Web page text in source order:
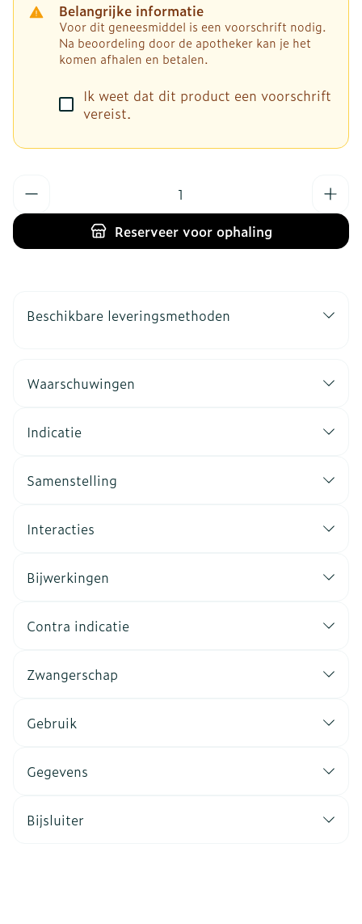
Belangrijke informatie
Voor dit geneesmiddel is een voorschrift nodig.
Na beoordeling door de apotheker kan je het
komen afhalen en betalen.
Ik weet dat dit product een voorschrift
vereist.
Reserveervoor ophaling
Beschikbare leveringsmethoden
Waarschuwingen
Indicatie
Samenstelling
Interacties
Bijwerkingen
Contra indicatie
Zwangerschap
Gebruik
Gegevens
Bijsluiter